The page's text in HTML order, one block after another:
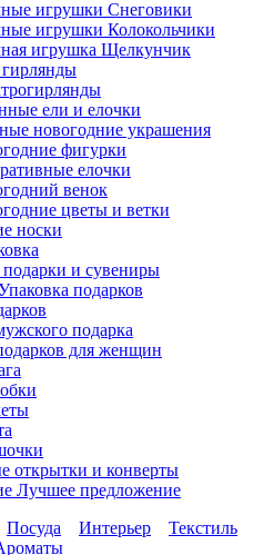
игрушки Снеговики
игрушки Колокольчики
игрушка Щелкунчик
ели и елочки
новогодние украшения
фигурки
елочки
венок
цветы и ветки
носки
и сувениры
подарков
подарка
для женщин
открытки и конверты
Лучшее предложение
Посуда Интерьер
Текстиль